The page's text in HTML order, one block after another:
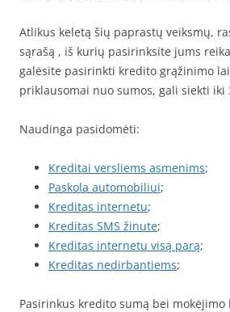
Atlikus keletą šių paprastų veiksmų,
sąrašą , iš kurių pasirinksite jums
galėsite pasirinkti kredito grąžinimo
priklausomai nuo sumos, gali siekti iki
Naudinga pasidomėti:
Kreditai versliems asmenims;
Paskola automobiliui;
Kreditas internetu;
Kreditas SMS žinute;
Kreditas internetu visą parą;
Kreditas nedirbantiems;
Pasirinkus kredito sumą bei